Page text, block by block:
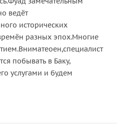
ведёт
исторических
разных эпох.Многие
побывать в Баку,
услугами и будем